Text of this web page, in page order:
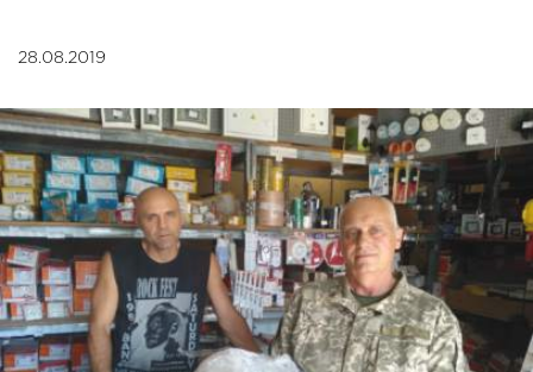
28.08.2019